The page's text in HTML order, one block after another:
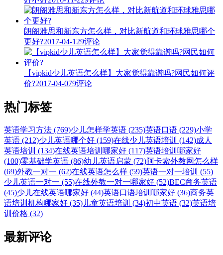
朗阁雅思和新东方怎么样，对比新航道和环球雅思哪个
更好?2017-04-129评论
【vipkid少儿英语怎么样】大家觉得靠谱吗?网民如何评
价?2017-04-079评论
热门标签
英语学习方法 (769)少儿怎样学英语 (235)英语口语 (229)小学
英语 (212)少儿英语哪个好 (159)在线少儿英语培训 (142)成人
英语培训 (134)在线英语培训哪家好 (117)英语培训哪家好
(100)零基础学英语 (86)幼儿英语启蒙 (72)阿卡索外教网怎么样
(69)外教一对一 (62)在线英语怎么样 (59)英语一对一培训 (55)
少儿英语一对一 (55)在线外教一对一哪家好 (52)BEC商务英语
(45)少儿在线英语哪家好 (44)英语口语培训哪家好 (36)商务英
语培训机构哪家好 (35) 儿童英语培训 (34)初中英语 (32)英语培
训价格 (32)
最新评论